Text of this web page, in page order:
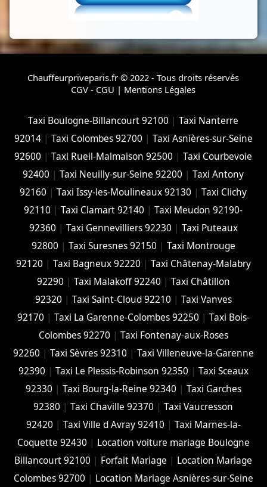
Chauffeurpriveparis.fr © 2022 - Tous droits réservés
CGV - CGU | Mentions Légales
Taxi Boulogne-Billancourt 92100 |Taxi Nanterre
92014| Taxi Colombes 92700 | Taxi Asnières-sur-Seine
92600 |Taxi Rueil-Malmaison 92500 |Taxi Courbevoie
92400 |Taxi Neuilly-sur-Seine 92200 |Taxi Antony
92160 |Taxi Issy-les-Moulineaux 92130 |Taxi Clichy
92110 |Taxi Clamart 92140 |Taxi Meudon 92190-
92360 | Taxi Gennevilliers 92230 | Taxi Puteaux
92800 | Taxi Suresnes 92150 | Taxi Montrouge
92120 | Taxi Bagneux 92220 | Taxi Châtenay-Malabry
92290 | Taxi Malakoff 92240 | Taxi Châtillon
92320 | Taxi Saint-Cloud 92210 | Taxi Vanves
92170 | Taxi La Garenne-Colombes 92250 | Taxi Bois-
Colombes 92270 | Taxi Fontenay-aux-Roses
92260 | Taxi Sèvres 92310 | Taxi Villeneuve-la-Garenne
92390 | Taxi Le Plessis-Robinson 92350 | Taxi Sceaux
92330 | Taxi Bourg-la-Reine 92340 | Taxi Garches
92380 |Taxi Chaville 92370 |Taxi Vaucresson
92420 | Taxi Ville d Avray 92410 | Taxi Marnes-la-
Coquette 92430 | Location voiture mariage Boulogne
Billancourt 92100 | Forfait Mariage | Location Mariage
Colombes 92700 | Location Mariage Asnières-sur-Seine